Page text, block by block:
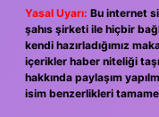
Yasal Uyarı: Bu internet
şahıs şirketi ile hiçbir
kendi hazırladığımız
içerikler haber niteliği
hakkında paylaşım
isim benzerlikleri